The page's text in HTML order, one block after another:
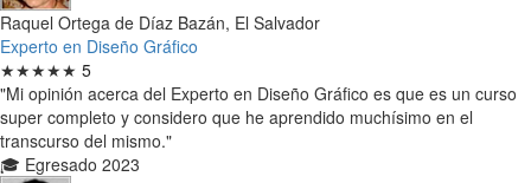
Raquel Ortega de Díaz Bazán, El Salvador
Experto en Diseño Gráfico
★★★★★ 5
"Mi opinión acerca del Experto en Diseño Gráfico es que es un curso
super completo y considero que he aprendido muchísimo en el
transcurso del mismo."
🎓 Egresado 2023